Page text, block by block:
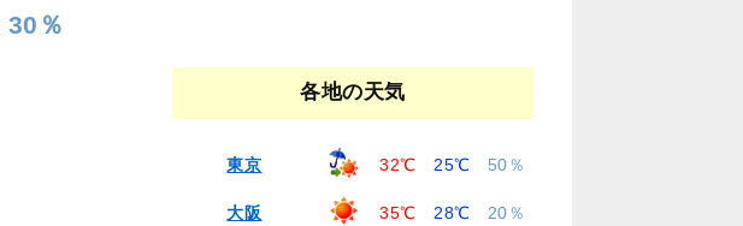
30％
各地の天気
東京 32℃ 25℃ 50％
大阪 35℃ 28℃ 20％